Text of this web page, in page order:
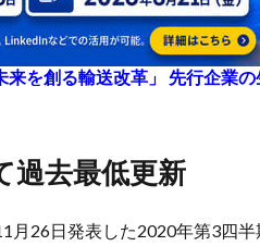
来を創る輸送改革」 先行企業
過去最低更新
月26日発表した2020年第3四